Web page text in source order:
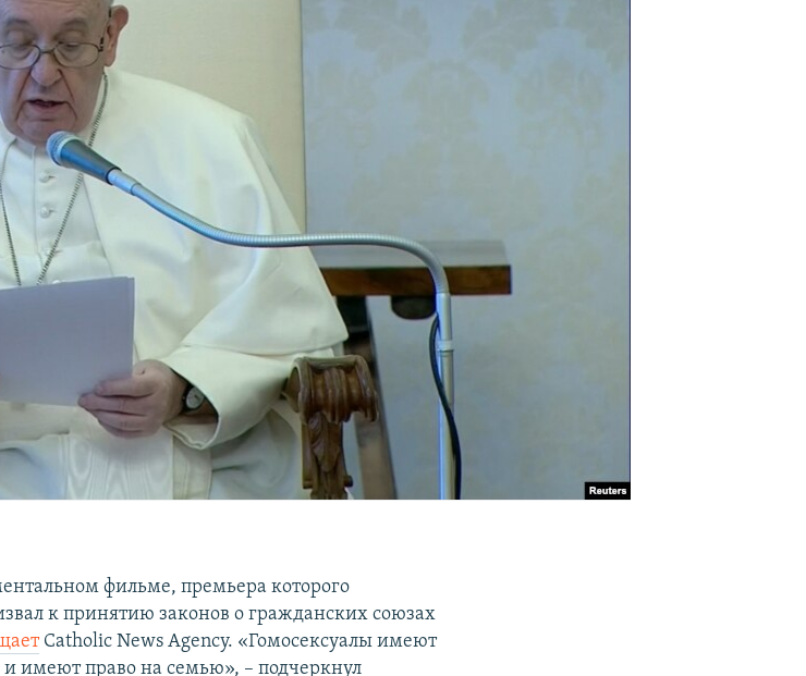
фильме, премьера которого
к принятию законов о гражданских союзах
Catholic News Agency. «Гомосексуалы имеют
имеют право на семью», – подчеркнул